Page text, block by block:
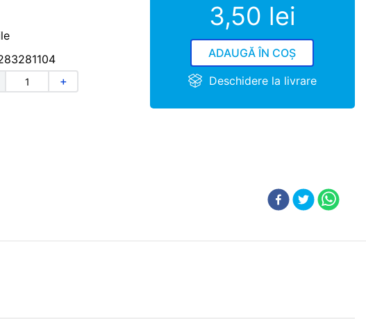
＋
3,50 lei
ADAUGĂ ÎN COȘ
Deschidere la livrare